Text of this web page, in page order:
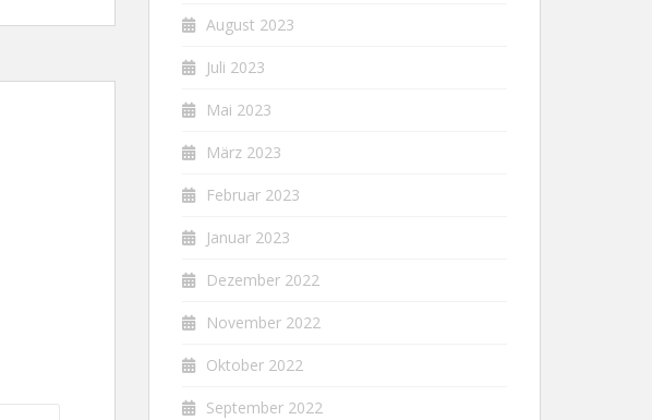
August 2023
Juli 2023
Mai 2023
März 2023
Februar 2023
Januar 2023
Dezember 2022
November 2022
Oktober 2022
September 2022